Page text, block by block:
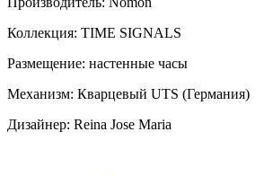
Коллекция: TIME SIGNALS
Размещение: настенные часы
Механизм: Кварцевый UTS (Германия)
Дизайнер: Reina Jose Maria